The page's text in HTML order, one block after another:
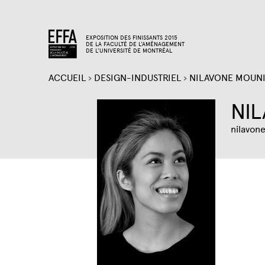
EXPOSITION DES FINISSANTS 2015
DE LA FACULTÉ DE L’AMÉNAGEMENT
DE L’UNIVERSITÉ DE MONTRÉAL
ICI
ACCUEIL › DESIGN-INDUSTRIEL › NILAVONE